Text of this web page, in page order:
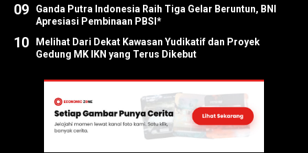
09
Ganda Putra Indonesia Raih Tiga Gelar Beruntun, BNI
Apresiasi Pembinaan PBSI*
10
Melihat Dari Dekat Kawasan Yudikatif dan Proyek
Gedung MK IKN yang Terus Dikebut